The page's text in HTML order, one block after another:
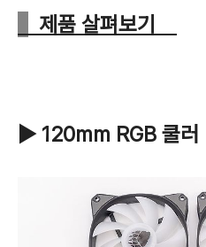
제품 살펴보기
▶ 120mm RGB 쿨러